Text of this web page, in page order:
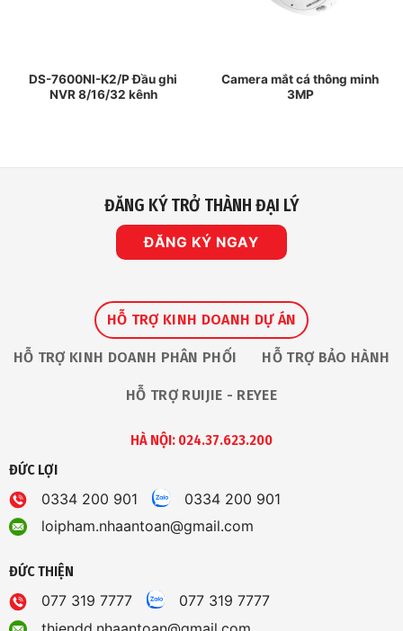
DS-7600NI-K2/P Đầu ghi
NVR 8/16/32 kênh
Camera mắt cá thông minh
3MP
ĐĂNG KÝ TRỞ THÀNH ĐẠI LÝ
ĐĂNG KÝ NGAY
HỖ TRỢ KINH DOANH DỰ ÁN
HỖ TRỢ KINH DOANH PHÂN PHỐI HỖ TRỢ BẢO HÀNH
HỖ TRỢ RUIJIE - REYEE
HÀ NỘI: 024.37.623.200
ĐỨC LỢI
0334 200 901
0334 200 901
loipham.nhaantoan@gmail.com
ĐỨC THIỆN
077 319 7777
077 319 7777